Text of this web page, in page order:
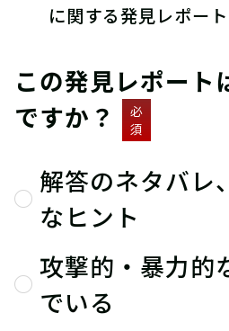
に関する発見レポー
この発見レポート
ですか？
必
須
解答のネタバレ
なヒント
攻撃的・暴力的
でいる